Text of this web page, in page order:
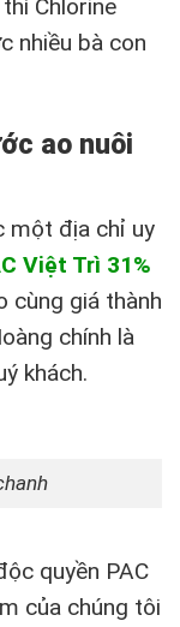
thì Chlorine
nhiều bà con
ao nuôi
một địa chỉ uy
Việt Trì 31%
cùng giá thành
chính là
khách.
quyền PAC
của chúng tôi